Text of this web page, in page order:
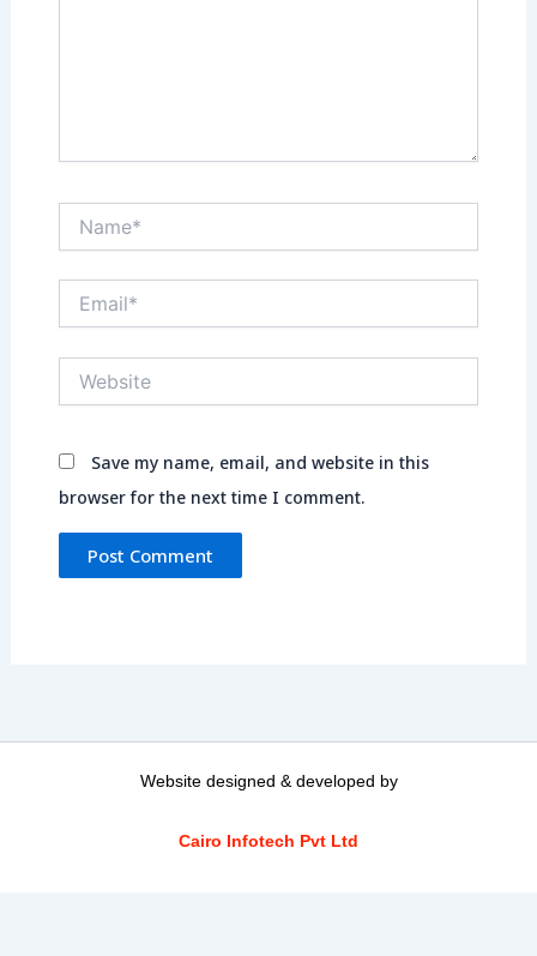
Save my name, email, and website in this
browser for the next time I comment.
Website designed & developed by
Cairo Infotech Pvt Ltd